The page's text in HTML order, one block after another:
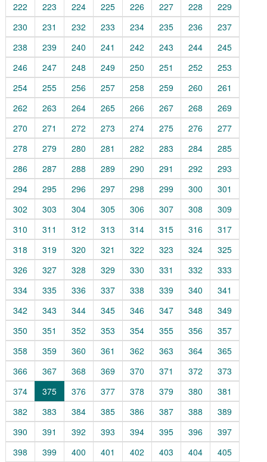
222
223 224 225 226 227 228
229
230
231 232 233 234 235 236
237
238
239 240 241 242 243 244
245
246
247 248 249 250 251 252
253
254
255 256 257 258 259 260
261
262
263 264 265 266 267 268
269
270
271 272 273 274 275 276
277
278
279 280 281 282 283 284
285
286
287 288 289 290 291 292
293
294
295 296 297 298 299 300
301
302
303 304 305 306 307 308
309
310
311 312 313 314 315 316
317
318
319 320 321 322 323 324
325
326
327 328 329 330 331 332
333
334
335 336 337 338 339 340
341
342
343 344 345 346 347 348
349
350
351 352 353 354 355 356
357
358
359 360 361 362 363 364
365
366
367 368 369 370 371 372
373
374
375 376 377 378 379 380
381
382
383 384 385 386 387 388
389
390
391 392 393 394 395 396
397
398
399 400 401 402 403 404 405